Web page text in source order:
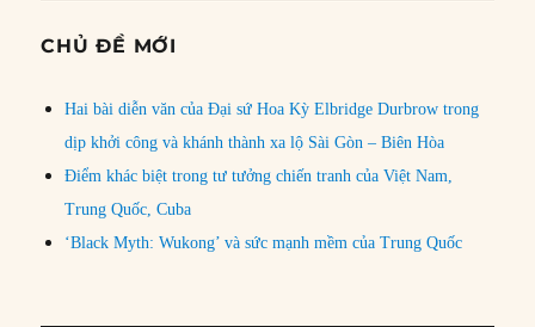
CHỦ ĐỀ MỚI
Hai bài diễn văn của Đại sứ Hoa Kỳ Elbridge Durbrow trong
dịp khởi công và khánh thành xa lộ Sài Gòn – Biên Hòa
Điểm khác biệt trong tư tưởng chiến tranh của Việt Nam,
Trung Quốc, Cuba
‘Black Myth: Wukong’ và sức mạnh mềm của Trung Quốc